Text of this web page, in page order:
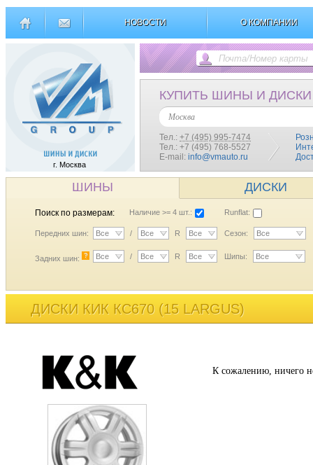
НОВОСТИ О КОМПАНИИ
г. Москва
КУПИТЬ ШИНЫ И ДИСКИ
Москва
Тел.: +7 (495) 995-7474
Тел.: +7 (495) 768-5527
E-mail: info@vmauto.ru
ШИНЫ ДИСКИ
Поиск по размерам: Наличие >= 4 шт.: Runflat:
Передних шин: Все / Все R Все Сезон: Все
Задних шин: ? Все / Все R Все Шипы: Все
ДИСКИ КИК КС670 (15 LARGUS)
К сожалению, ничего